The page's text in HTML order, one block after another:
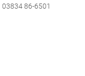
03834 86-6501